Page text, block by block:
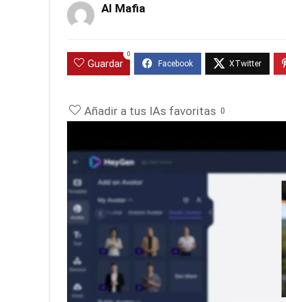
AI Mafia
Guardar
0
Añadir a tus IAs favoritas 0